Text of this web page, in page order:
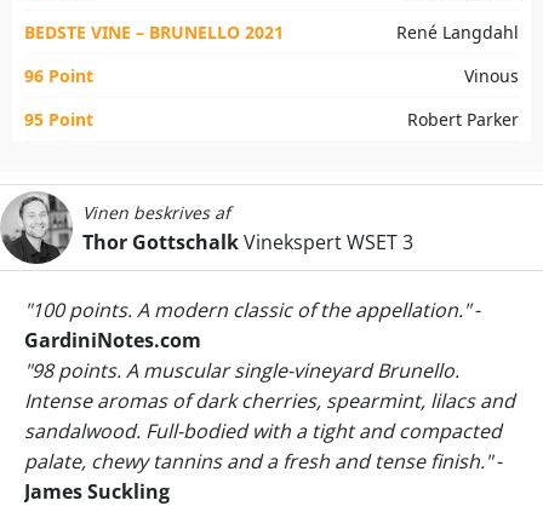
BEDSTE VINE – BRUNELLO 2021
René Langdahl
96 Point
Vinous
95 Point
Robert Parker
Vinen beskrives af
Thor GottschalkVinekspert WSET 3
"100 points. A modern classic of the appellation."-
GardiniNotes.com
"98 points. A muscular single-vineyard Brunello.
Intense aromas of dark cherries, spearmint, lilacs and
sandalwood. Full-bodied with a tight and compacted
palate, chewy tannins and a fresh and tense finish."-
James Suckling